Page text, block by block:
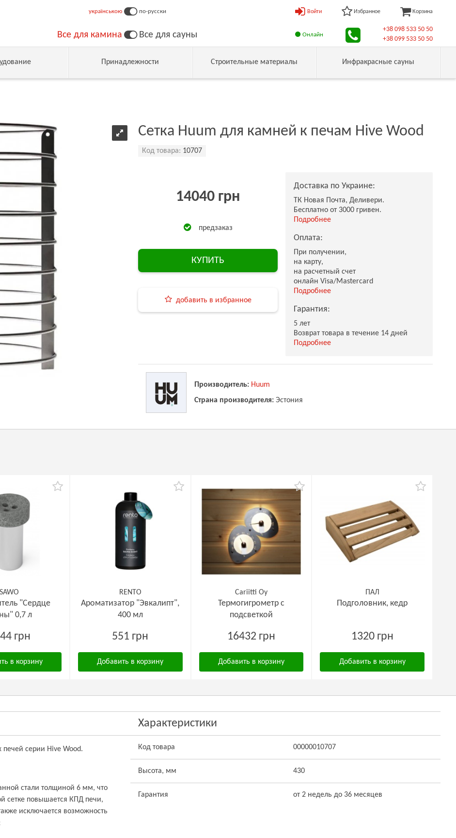
українською по-русски
Все для камина Все для сауны
Войти Избранное Корзина
Онлайн
+38 098 533 50 50
+38 099 533 50 50
Принадлежности Строительные материалы Инфракрасные сауны
Сетка Huum для камней к печам Hive Wood
Код товара: 10707
14040 грн
предзаказ
КУПИТЬ
добавить в избранное
Доставка по Украине:
ТК Новая Почта, Деливери.
Бесплатно от 3000 гривен.
Подробнее
Оплата:
При получении,
на карту,
на расчетный счет
онлайн Visa/Mastercard
Подробнее
Гарантия:
5 лет
Возврат товара в течение 14 дней
Подробнее
Производитель: Huum
Страна производителя: Эстония
SAWO
"Сердце
0,7 л
грн
в корзину
RENTO
Ароматизатор "Эвкалипт",
400 мл
551 грн
Добавить в корзину
Cariitti Oy
Термогигрометр с
подсветкой
16432 грн
Добавить в корзину
ПАЛ
Подголовник, кедр
1320 грн
Добавить в корзину
серии Hive Wood.
стали толщиной 6 мм, что
сетке повышается КПД печи,
исключается возможность
Характеристики
Код товара 00000010707
Высота, мм 430
Гарантия от 2 недель до 36 месяцев